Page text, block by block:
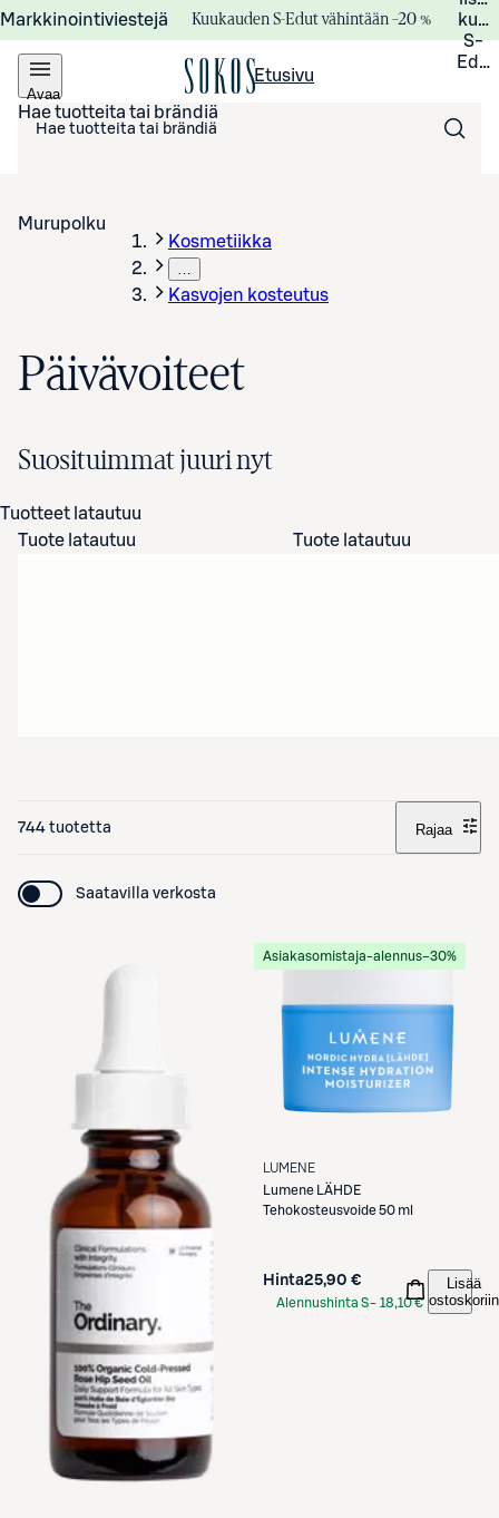
Markkinointiviestejä Kuukauden S-Edut vähintään –20 %
S-
Avaa
valikko
Etusivu
Hae tuotteita tai brändiä
Murupolku
Kosmetiikka
…
Kasvojen kosteutus
Päivävoiteet
Suosituimmat juuri nyt
Tuotteet latautuu
Tuote latautuu
Tuote latautuu
744 tuotetta Rajaa
Saatavilla verkosta
Asiakasomistaja-alennus−30%
LUMENE
Lumene
LÄHDE
Tehokosteusvoide 50 ml
Hinta25,90 €
Alennushinta S- 18,10 €
Lisää
ostoskoriin